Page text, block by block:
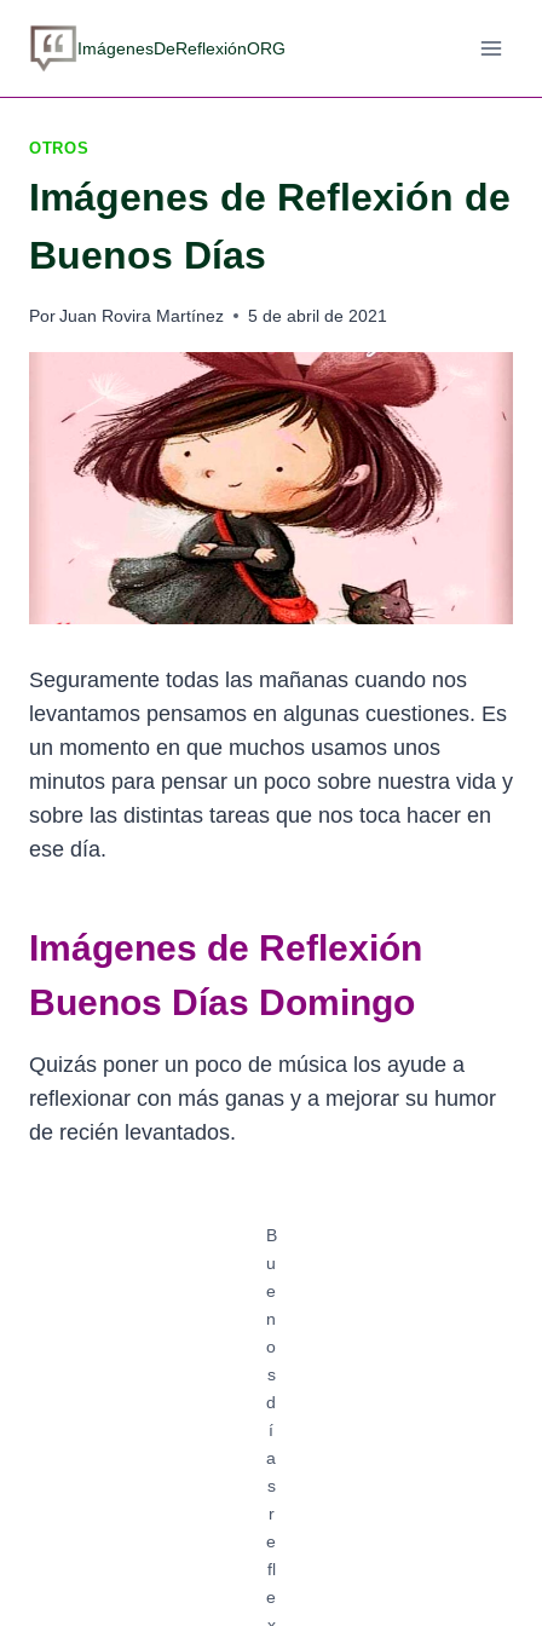
ImágenesDeReflexiónORG
OTROS
Imágenes de Reflexión de
Buenos Días
PorJuan Rovira Martínez 5 de abril de 2021
Seguramente todas las mañanas cuando nos
levantamos pensamos en algunas cuestiones. Es
un momento en que muchos usamos unos
minutos para pensar un poco sobre nuestra vida y
sobre las distintas tareas que nos toca hacer en
ese día.
Imágenes de Reflexión
Buenos Días Domingo
Quizás poner un poco de música los ayude a
reflexionar con más ganas y a mejorar su humor
de recién levantados.
B
u
e
n
o
s
d
í
a
s
r
e
fl
e